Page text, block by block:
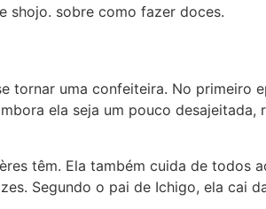
shojo. sobre como fazer doces.
tornar uma confeiteira. No primeiro
ela seja um pouco desajeitada,
têm. Ela também cuida de todos
Segundo o pai de Ichigo, ela cai